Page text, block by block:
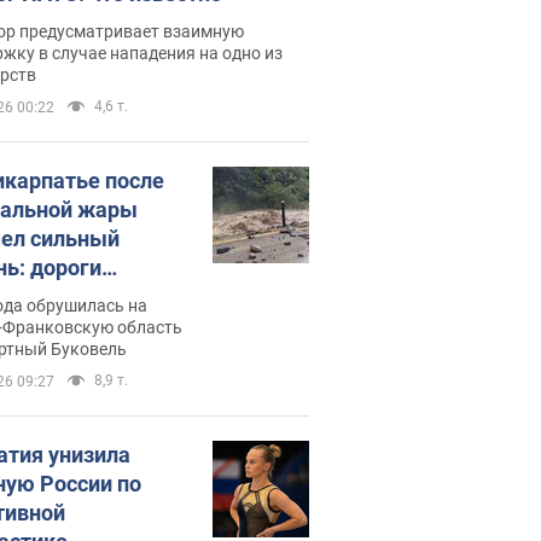
предусматривает взаимную
в случае нападения на одно из
00:22 4,6 т.
после
жары
сильный
дороги
в реки.
обрушилась на
область
Буковель
09:27 8,9 т.
унизила
России по